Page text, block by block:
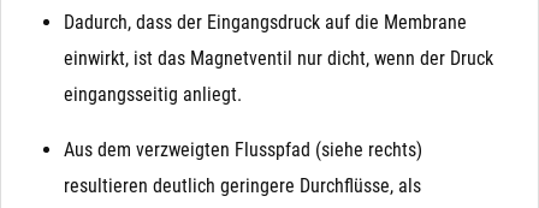
Dadurch, dass der Eingangsdruck auf die Membrane
einwirkt, ist das Magnetventil nur dicht, wenn der Druck
eingangsseitig anliegt.
Aus dem verzweigten Flusspfad (siehe rechts)
resultieren deutlich geringere Durchflüsse, als